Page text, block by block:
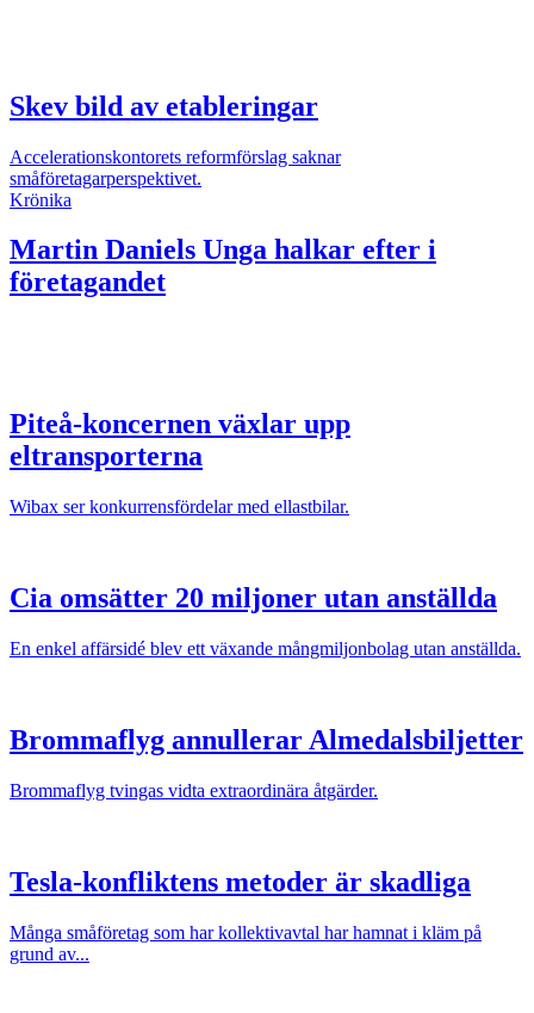
Skev bild av etableringar
Accelerationskontorets reformförslag saknar
småföretagarperspektivet.
Krönika
Martin Daniels Unga halkar efter i
företagandet
Piteå-koncernen växlar upp
eltransporterna
Wibax ser konkurrensfördelar med ellastbilar.
Cia omsätter 20 miljoner utan anställda
En enkel affärsidé blev ett växande mångmiljonbolag utan anställda.
Brommaflyg annullerar Almedalsbiljetter
Brommaflyg tvingas vidta extraordinära åtgärder.
Tesla-konfliktens metoder är skadliga
Många småföretag som har kollektivavtal har hamnat i kläm på
grund av...